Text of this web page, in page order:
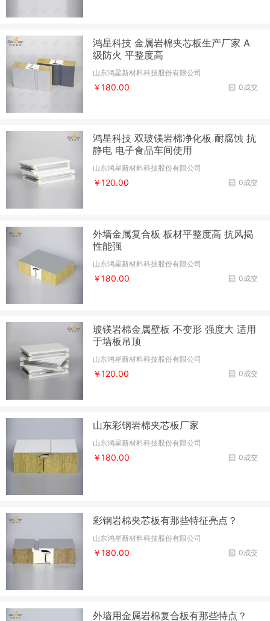
鸿星科技 金属岩棉夹芯板生产厂家 A
级防火 平整度高
山东鸿星新材料科技股份有限公司
0成交
￥180.00
鸿星科技 双玻镁岩棉净化板 耐腐蚀 抗
静电 电子食品车间使用
山东鸿星新材料科技股份有限公司
0成交
￥120.00
外墙金属复合板 板材平整度高 抗风揭
性能强
山东鸿星新材料科技股份有限公司
0成交
￥180.00
玻镁岩棉金属壁板 不变形 强度大 适用
于墙板吊顶
山东鸿星新材料科技股份有限公司
0成交
￥120.00
山东彩钢岩棉夹芯板厂家
山东鸿星新材料科技股份有限公司
0成交
￥180.00
彩钢岩棉夹芯板有那些特征亮点？
山东鸿星新材料科技股份有限公司
0成交
￥180.00
外墙用金属岩棉复合板有那些特点？